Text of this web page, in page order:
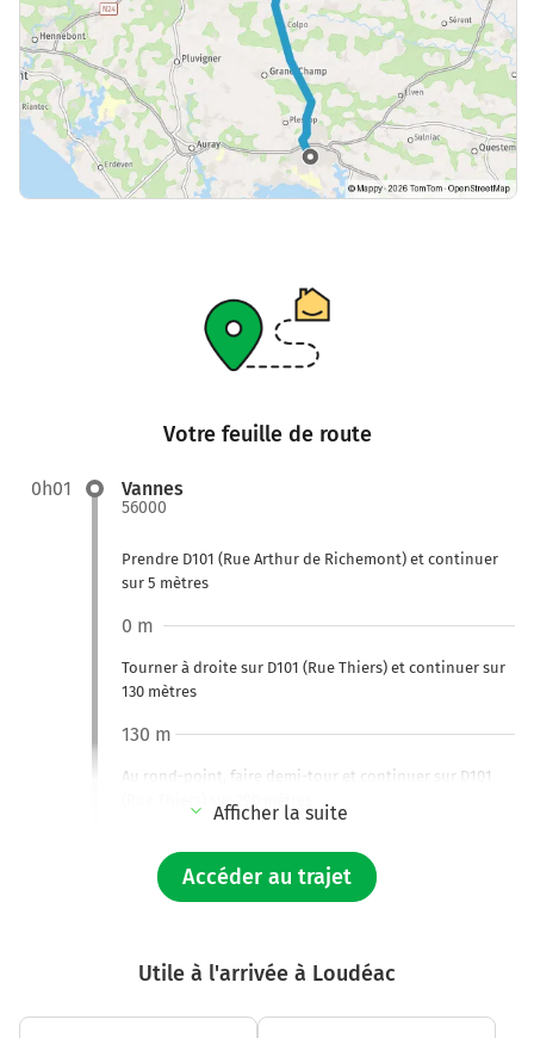
Votre feuille de route
0h01 Vannes
56000
Prendre D101 (Rue Arthur de Richemont) et continuer
sur 5 mètres
Tourner à droite sur D101 (Rue Thiers) et continuer sur
130 mètres
0 m
Au rond-point, faire demi-tour et continuer sur D101
(Rue Thiers) sur 290 mètres
130 m
Continuer Place de la République sur 60 mètres
Continuer Rue Thiers sur 210 mètres
700 m
Afficher la suite
Accéder au trajet
Utile à l'arrivée à Loudéac